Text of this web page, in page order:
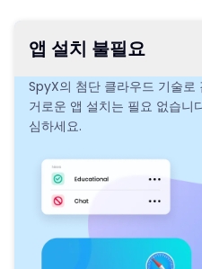
앱 설치 불필요
SpyX의 첨단 클라우드 기술로
거로운 앱 설치는 필요 없습니
심하세요.